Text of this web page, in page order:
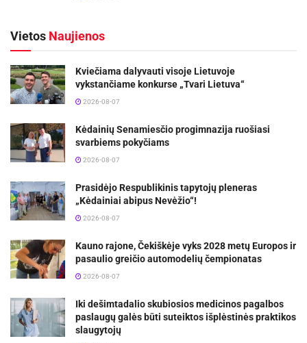
Vietos Naujienos
Kviečiama dalyvauti visoje Lietuvoje
vykstančiame konkurse „Tvari Lietuva“
2026-08-07
Kėdainių Senamiesčio progimnazija ruošiasi
svarbiems pokyčiams
2026-08-07
Prasidėjo Respublikinis tapytojų pleneras
„Kėdainiai abipus Nevėžio“!
2026-08-07
Kauno rajone, Čekiškėje vyks 2028 metų Europos ir
pasaulio greičio automodelių čempionatas
2026-08-07
Iki dešimtadalio skubiosios medicinos pagalbos
paslaugų galės būti suteiktos išplėstinės praktikos
slaugytojų